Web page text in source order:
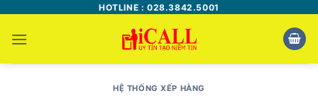
nội
dung
HOTLINE : 028.3842.5001
HỆ THỐNG XẾP HÀNG